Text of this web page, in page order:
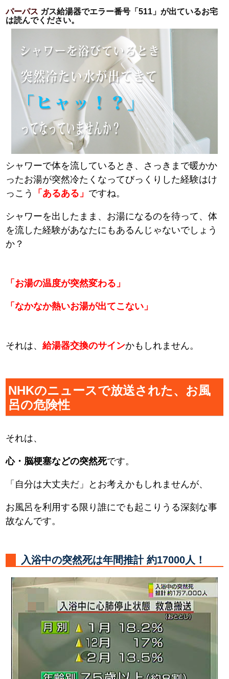
パーパス ガス給湯器でエラー番号「511」が出ているお宅
は読んでください。
シャワーで体を流しているとき、さっきまで暖かか
ったお湯が突然冷たくなってびっくりした経験はけ
っこう
「あるある」 ですね。
シャワーを出したまま、お湯になるのを待って、体
を流した経験があなたにもあるんじゃないでしょう
か？
「お湯の温度が突然変わる」
「なかなか熱いお湯が出てこない」
それは、給湯器交換のサインかもしれません。
NHKのニュースで放送された、お風
呂の危険性
それは、
心・脳梗塞などの突然死です。
「自分は大丈夫だ」とお考えかもしれませんが、
お風呂を利用する限り誰にでも起こりうる深刻な事
故なんです。
入浴中の突然死は年間推計 約17000人！